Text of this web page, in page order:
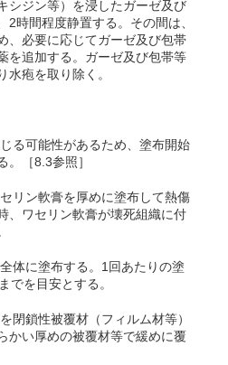
シジン等）を浸したガーゼ及び
2時間程度静置する。その間は、
、必要に応じてガーゼ及び包帯
を追加する。ガーゼ及び包帯等
水疱を取り除く。
る可能性があるため、塗布開始
。［8.3参照］
リン軟膏を厚めに塗布して熱傷
、ワセリン軟膏が壊死組織に付
体に塗布する。1回あたりの塗
でを目安とする。
閉鎖性被覆材（フィルム材等）
かい厚めの被覆材等で緩めに覆